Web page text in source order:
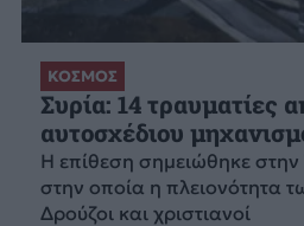
ΚΟΣΜΟΣ
Συρία: 14 τραυματίες
αυτοσχέδιου
Η επίθεση σημειώθηκε
στην οποία η πλειονότητα
Δρούζοι και χριστιανοί